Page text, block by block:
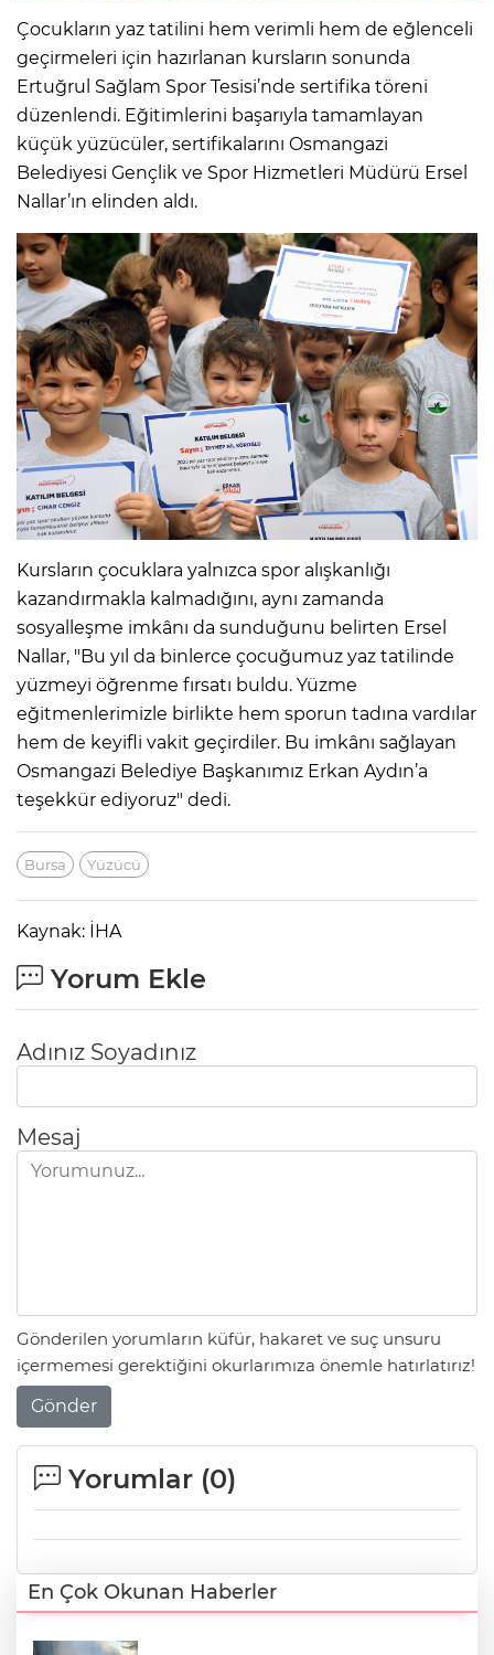
Çocukların yaz tatilini hem verimli hem de eğlenceli
geçirmeleri için hazırlanan kursların sonunda
Ertuğrul Sağlam Spor Tesisi’nde sertifika töreni
düzenlendi. Eğitimlerini başarıyla tamamlayan
küçük yüzücüler, sertifikalarını Osmangazi
Belediyesi Gençlik ve Spor Hizmetleri Müdürü Ersel
Nallar’ın elinden aldı.
Kursların çocuklara yalnızca spor alışkanlığı
kazandırmakla kalmadığını, aynı zamanda
sosyalleşme imkânı da sunduğunu belirten Ersel
Nallar, "Bu yıl da binlerce çocuğumuz yaz tatilinde
yüzmeyi öğrenme fırsatı buldu. Yüzme
eğitmenlerimizle birlikte hem sporun tadına vardılar
hem de keyifli vakit geçirdiler. Bu imkânı sağlayan
Osmangazi Belediye Başkanımız Erkan Aydın’a
teşekkür ediyoruz" dedi.
Bursa Yüzücü
Kaynak: İHA
Yorum Ekle
Adınız Soyadınız
Mesaj
Gönderilen yorumların küfür, hakaret ve suç unsuru
içermemesi gerektiğini okurlarımıza önemle hatırlatırız!
Gönder
Yorumlar (0)
En Çok Okunan Haberler